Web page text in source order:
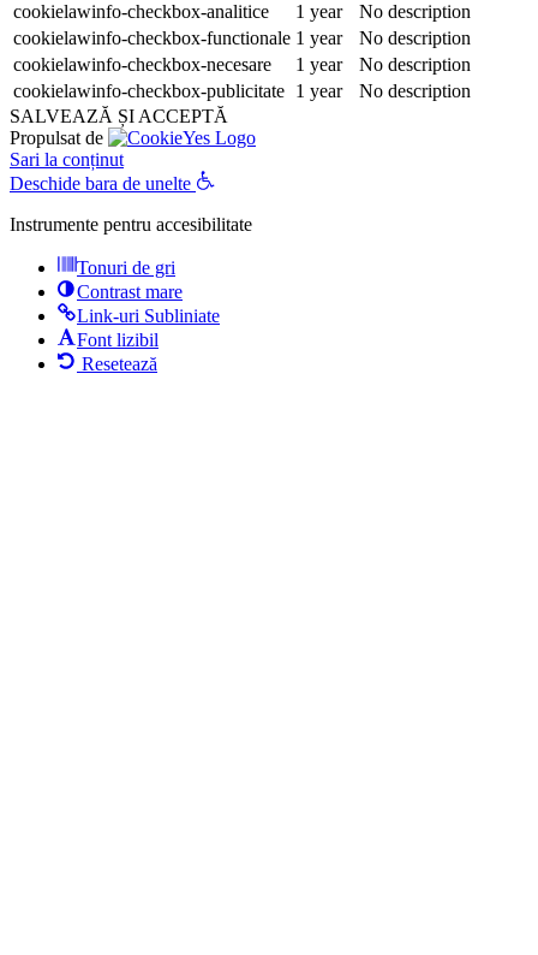
cookielawinfo-checkbox-analitice
1 year
No description
cookielawinfo-checkbox-functionale 1 year
No description
cookielawinfo-checkbox-necesare
1 year
No description
cookielawinfo-checkbox-publicitate 1 year
No description
SALVEAZĂ ȘI ACCEPTĂ
Propulsat de
Sari la conținut
Deschide bara de unelte
Instrumente pentru accesibilitate
Tonuri de gri
Contrast mare
Link-uri Subliniate
Font lizibil
Resetează